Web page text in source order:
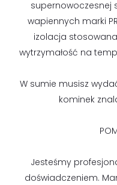
supernowoczesnej
wapiennych marki
izolacja
wytrzymałość na
W sumie musisz
kominek
Jesteśmy
doświadczeniem.